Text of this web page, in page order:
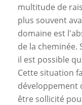
multitude de
plus souvent
domaine est
de la cheminée.
il est possible
Cette situation
développement
être sollicité